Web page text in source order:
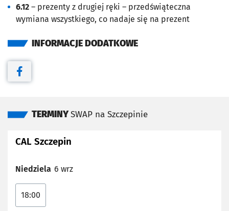
6.12 – prezenty z drugiej ręki – przedświąteczna
wymiana wszystkiego, co nadaje się na prezent
INFORMACJE DODATKOWE
Otwiera się w nowej karcie
TERMINYSWAP na Szczepinie
CAL Szczepin
Niedziela 6 wrz
18:00